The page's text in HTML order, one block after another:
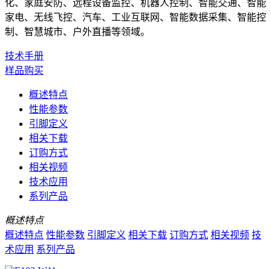
化、家庭安防、远程设备监控、机器人控制、智能交通、智能
家电、无线飞控、汽车、工业互联网、智能数据采集、智能控
制、智慧城市、户外直播等领域。
技术手册
样品购买
概述特点
性能参数
引脚定义
相关下载
订购方式
相关视频
技术应用
系列产品
概述特点
概述特点 性能参数 引脚定义 相关下载 订购方式 相关视频 技
术应用 系列产品